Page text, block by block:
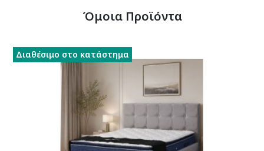
Όμοια Προϊόντα
Διαθέσιμο στο κατάστημα